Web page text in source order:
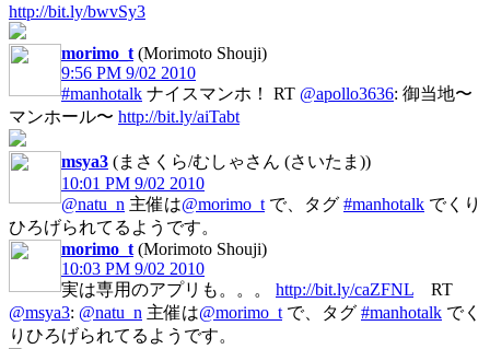
http://bit.ly/bwvSy3
morimo_t (Morimoto Shouji)
9:56 PM 9/02 2010
#manhotalk ナイスマンホ！ RT @apollo3636: 御当地〜
マンホール〜 http://bit.ly/aiTabt
msya3 (まさくら/むしゃさん (さいたま))
10:01 PM 9/02 2010
@natu_n 主催は@morimo_t で、タグ #manhotalk でくり
ひろげられてるようです。
morimo_t (Morimoto Shouji)
10:03 PM 9/02 2010
実は専用のアプリも。。。 http://bit.ly/caZFNL RT
@msya3: @natu_n 主催は@morimo_t で、タグ #manhotalk でく
りひろげられてるようです。